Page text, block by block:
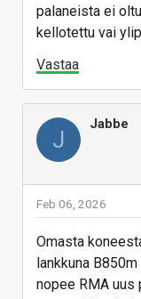
palaneista ei
kellotettu vai
Vastaa
J
Jabbe
Feb 06, 2026
Omasta
lankkuna
nopee RMA